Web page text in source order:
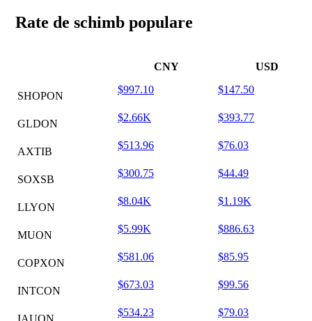
Rate de schimb populare
CNY USD
SHOPON
$997.10 $147.50
GLDON
$2.66K $393.77
AXTIB
$513.96 $76.03
SOXSB
$300.75 $44.49
LLYON
$8.04K $1.19K
MUON
$5.99K $886.63
COPXON
$581.06 $85.95
INTCON
$673.03 $99.56
$534.23 $79.03